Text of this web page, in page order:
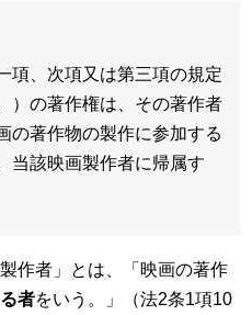
項、次項又は第三項の規定
）の著作権は、その著作者
の著作物の製作に参加する
当該映画製作者に帰属す
作者」とは、「映画の著作
者をいう。」（法2条1項10